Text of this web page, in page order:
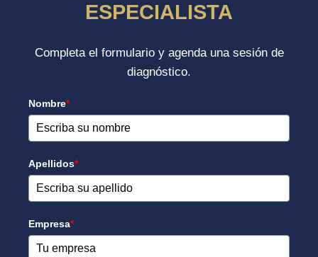
ESPECIALISTA
Completa el formulario y agenda una sesión de
diagnóstico.
Nombre*
Apellidos*
Empresa*